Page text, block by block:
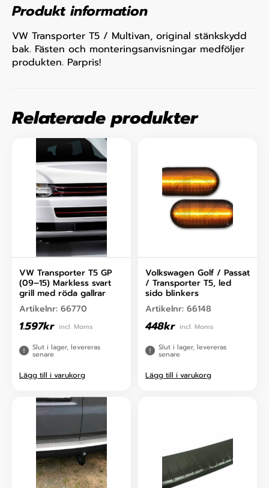
Produkt information
VW Transporter T5 / Multivan, original stänkskydd
bak. Fästen och monteringsanvisningar medföljer
produkten. Parpris!
Relaterade produkter
VW Transporter T5 GP
(09–15) Markless svart
grill med röda gallrar
Artikelnr: 66770
1.597kr incl. Moms
Slut i lager, levereras
senare
Lägg till i varukorg
Volkswagen Golf / Passat
/ Transporter T5, led
sido blinkers
Artikelnr: 66148
448kr incl. Moms
Slut i lager, levereras
senare
Lägg till i varukorg